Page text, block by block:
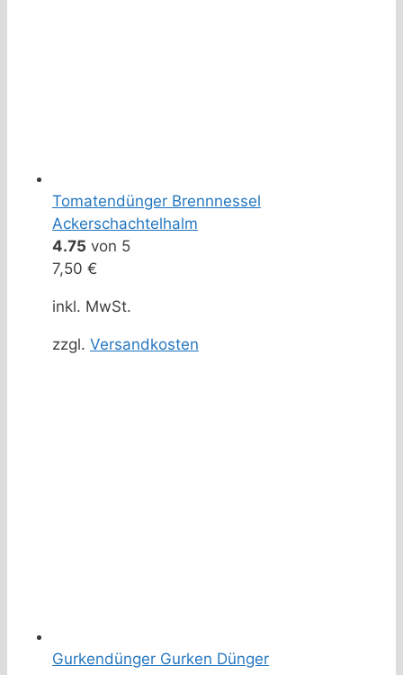
Tomatendünger Brennnessel
Ackerschachtelhalm
4.75 von 5
7,50 €
inkl. MwSt.
zzgl. Versandkosten
Gurkendünger Gurken Dünger